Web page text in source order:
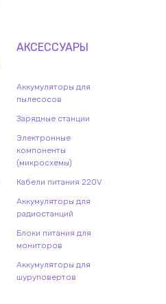
АКСЕССУАРЫ
Аккумуляторы для
пылесосов
Зарядные станции
Электронные
компоненты
(микросхемы)
Кабели питания 220V
Аккумуляторы для
радиостанций
Блоки питания для
мониторов
Аккумуляторы для
шуруповертов